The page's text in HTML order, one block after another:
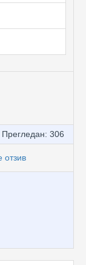
Прегледан: 306
отзив